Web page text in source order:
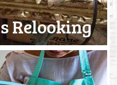
Relooking